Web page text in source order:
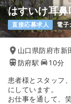
はすいけ耳
直接応募求人 電子
山口県防府市新
防府駅
10分
患者様とスタッフ
にしています。
お仕事を通して、